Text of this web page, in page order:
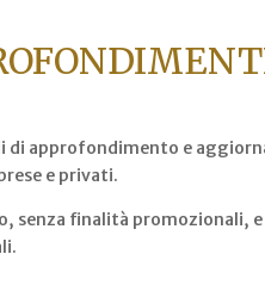
di approfondimento e
e privati.
senza finalità promozionali,